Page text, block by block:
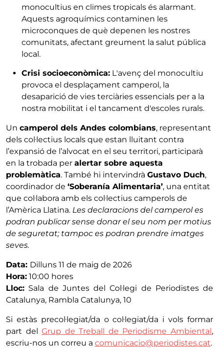
monocultius en climes tropicals és alarmant.
Aquests agroquímics contaminen les
microconques de què depenen les nostres
comunitats, afectant greument la salut pública
local.
Crisi socioeconòmica: L'avenç del monocultiu
provoca el desplaçament camperol, la
desaparició de vies terciàries essencials per a la
nostra mobilitat i el tancament d'escoles rurals.
Un camperol dels Andes colombians, representant
dels col·lectius locals que estan lluitant contra
l’expansió de l’alvocat en el seu territori, participarà
en la trobada per alertar sobre aquesta
problemàtica. També hi intervindrà Gustavo Duch,
coordinador de ‘Soberanía Alimentaria’, una entitat
que col·labora amb els col·lectius camperols de
l’Amèrica Llatina. Les declaracions del camperol es
podran publicar sense donar el seu nom per motius
de seguretat; tampoc es podran prendre imatges
seves.
Data: Dilluns 11 de maig de 2026
Hora: 10:00 hores
Lloc: Sala de Juntes del Col·legi de Periodistes de
Catalunya, Rambla Catalunya, 10
Si estàs precol·legiat/da o col·legiat/da i vols formar
part delGrup de Treball de Periodisme Ambiental,
escriu-nos un correu a comunicacio@periodistes.cat.